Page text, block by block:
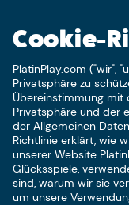
Cookie-
PlatinPlay.com ("wir",
Privatsphäre zu
Übereinstimmung mit
Privatsphäre und der
der Allgemeinen
Richtlinie erklärt, wie
unserer Website
Glücksspiele,
sind, warum wir sie
um unsere